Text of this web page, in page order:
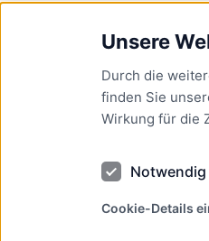
Unsere
Durch die
finden Sie
Wirkung für die
Notwendig
Cookie-Details